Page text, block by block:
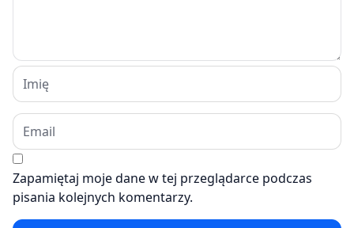
Zapamiętaj moje dane w tej przeglądarce podczas
pisania kolejnych komentarzy.